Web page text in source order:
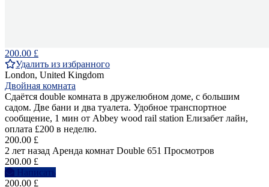
200.00 £
Удалить из избранного
London, United Kingdom
Двойная комната
Сдаётся double комната в дружелюбном доме, с большим
садом. Две бани и два туалета. Удобное транспортное
сообщение, 1 мин от Abbey wood rail station Елизабет лайн,
оплата £200 в неделю.
200.00 £
2 лет назад Аренда комнат Double 651 Просмотров
200.00 £
Написать
200.00 £